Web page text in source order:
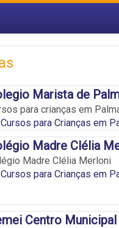
Marista de
para crianças em
Cursos para Crianças em
Madre Clélia
Madre Clélia Merloni
Cursos para Crianças em
Centro